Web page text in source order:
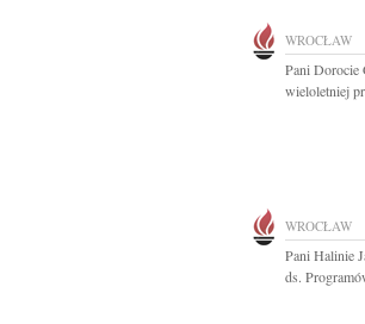
WROCŁAW
Pani Dorocie
wieloletniej
WROCŁAW
Pani Halinie
ds.